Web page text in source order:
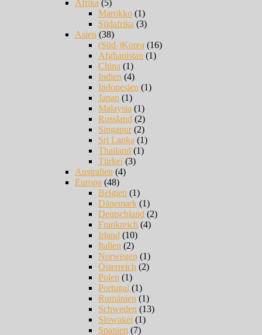
Afrika (5)
Marokko (1)
Südafrika (3)
Asien (38)
(Süd-)Korea (16)
Afghanistan (1)
China (1)
Indien (4)
Indonesien (1)
Japan (1)
Malaysia (1)
Russland (2)
Singapur(2)
Sri Lanka (1)
Thailand (1)
Türkei (3)
Australien (4)
Europa (48)
Belgien (1)
Dänemark (1)
Deutschland (2)
Frankreich (4)
Irland (10)
Italien (2)
Norwegen (1)
Österreich (2)
Polen (1)
Portugal (1)
Rumänien (1)
Schweden (13)
Slowakei (1)
Spanien (7)